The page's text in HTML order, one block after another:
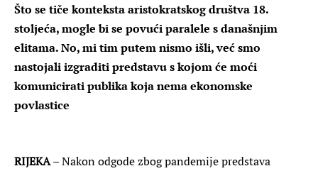
Što se tiče konteksta aristokratskog društva 18.
stoljeća, mogle bi se povući paralele s današnjim
elitama. No, mi tim putem nismo išli, već smo
nastojali izgraditi predstavu s kojom će moći
komunicirati publika koja nema ekonomske
povlastice
RIJEKA– Nakon odgode zbog pandemije predstava